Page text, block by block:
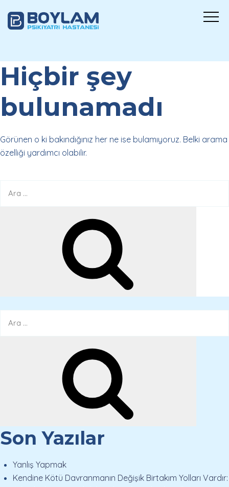
Hiçbir şey
bulunamadı
Görünen o ki bakındığınız her ne ise bulamıyoruz. Belki arama
özelliği yardımcı olabilir.
Son Yazılar
Yanlış Yapmak
Kendine Kötü Davranmanın Değişik Birtakım Yolları Vardır: